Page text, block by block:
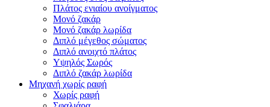
Πλάτος ενιαίου ανοίγματος
Μονό ζακάρ
Μονό ζακάρ λωρίδα
Διπλό μέγεθος σώματος
Διπλό ανοιχτό πλάτος
Υψηλός Σωρός
Διπλό ζακάρ λωρίδα
Μηχανή χωρίς ραφή
Χωρίς ραφή